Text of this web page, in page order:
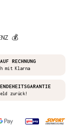
💰
RECHNUNG
mit Klarna
zurück!